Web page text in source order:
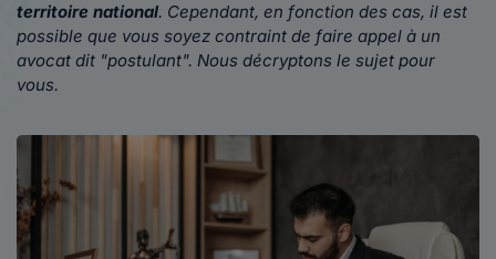
territoire national. Cependant, en fonction des cas, il est
possible que vous soyez contraint de faire appel à un
avocat dit "postulant". Nous décryptons le sujet pour
vous.